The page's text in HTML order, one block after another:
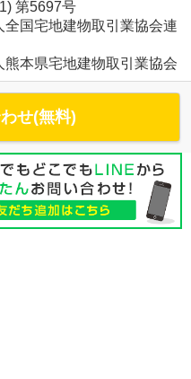
第5697号
全国宅地建物取引業協会連
熊本県宅地建物取引業協会
せ(無料)